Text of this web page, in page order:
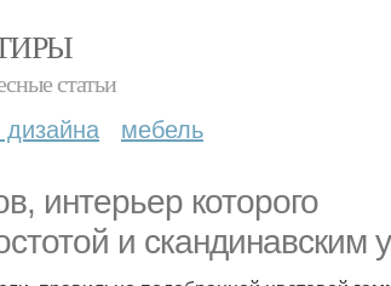
статьи
мебель
интерьер которого
и скандинавским